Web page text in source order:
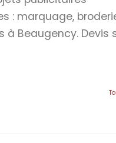
: marquage,
à Beaugency. Devis